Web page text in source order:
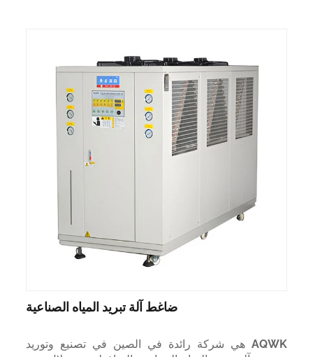
ضاغط آلة تبريد المياه الصناعية
AQWK هي شركة رائدة في الصين في تصنيع وتوريد